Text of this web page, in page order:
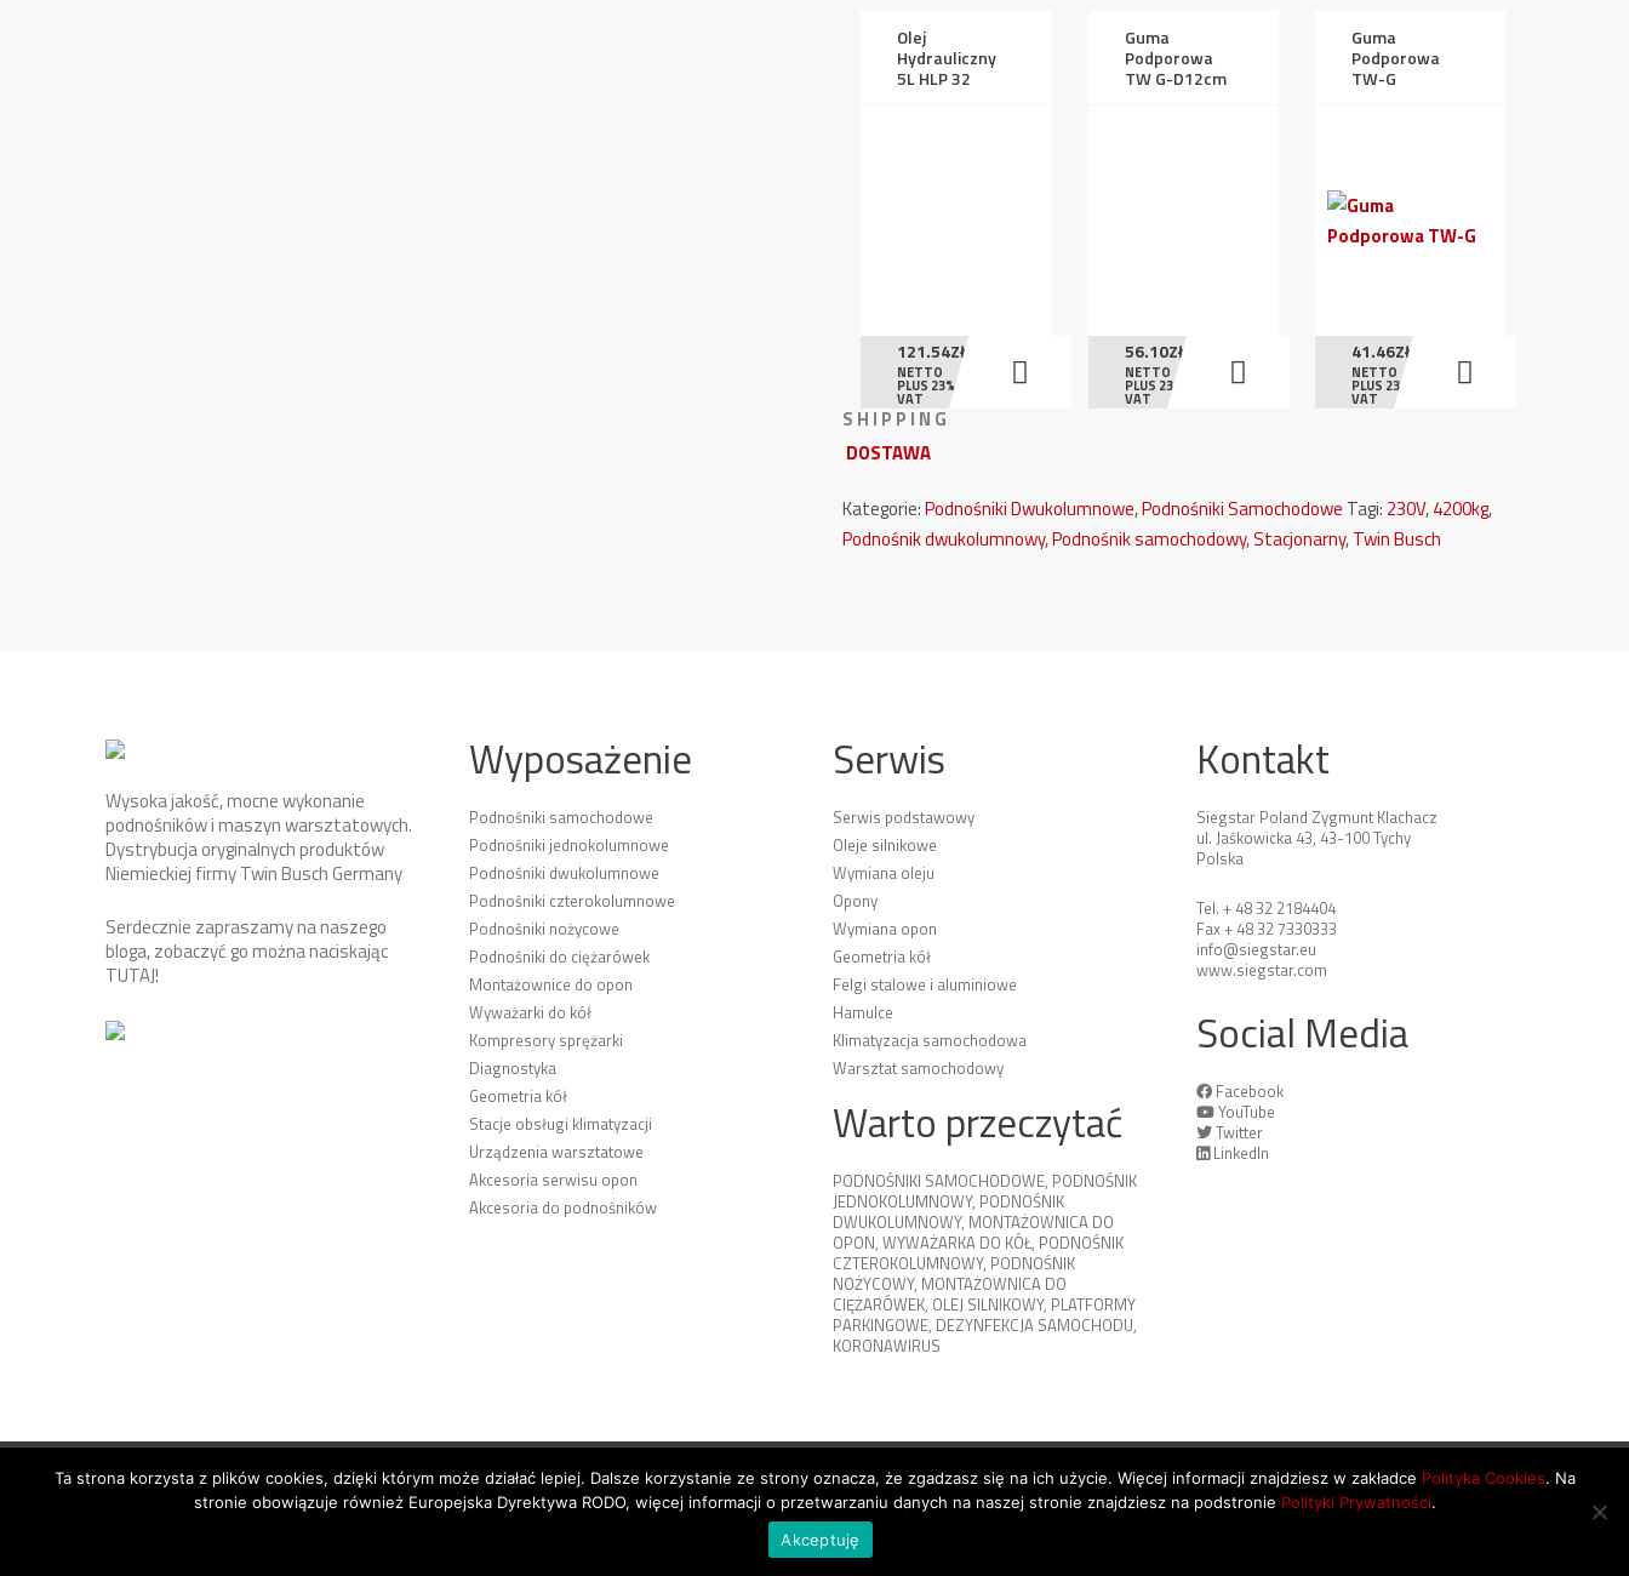
Olej
Hydrauliczny
5L HLP 32
121.54ZŁ
NETTO
PLUS 23%
VAT
Guma
Podporowa
TW G-D12cm
56.10ZŁ
NETTO
PLUS 23%
VAT
Guma
Podporowa
TW-G
41.46ZŁ
NETTO
PLUS 23%
VAT
S H I P P I N G
DOSTAWA
Kategorie:Podnośniki Dwukolumnowe,Podnośniki Samochodowe Tagi: 230V,4200kg,
Podnośnik dwukolumnowy,Podnośnik samochodowy,Stacjonarny,Twin Busch
Wysoka jakość, mocne wykonanie
podnośników i maszyn warsztatowych.
Dystrybucja oryginalnych produktów
Niemieckiej firmy Twin Busch Germany
Serdecznie zapraszamy na naszego
bloga, zobaczyć go można naciskając
TUTAJ!
Wyposażenie
Podnośniki samochodowe
Podnośniki jednokolumnowe
Podnośniki dwukolumnowe
Podnośniki czterokolumnowe
Podnośniki nożycowe
Podnośniki do ciężarówek
Montażownice do opon
Wyważarki do kół
Kompresory sprężarki
Diagnostyka
Geometria kół
Stacje obsługi klimatyzacji
Urządzenia warsztatowe
Akcesoria serwisu opon
Akcesoria do podnośników
Serwis
Serwis podstawowy
Oleje silnikowe
Wymiana oleju
Opony
Wymiana opon
Geometria kół
Felgi stalowe i aluminiowe
Hamulce
Klimatyzacja samochodowa
Warsztat samochodowy
Warto przeczytać
PODNOŚNIKI SAMOCHODOWE, PODNOŚNIK
JEDNOKOLUMNOWY, PODNOŚNIK
DWUKOLUMNOWY, MONTAŻOWNICA DO
OPON, WYWAŻARKA DO KÓŁ, PODNOŚNIK
CZTEROKOLUMNOWY, PODNOŚNIK
NOŻYCOWY, MONTAŻOWNICA DO
CIĘŻARÓWEK, OLEJ SILNIKOWY, PLATFORMY
PARKINGOWE, DEZYNFEKCJA SAMOCHODU,
KORONAWIRUS
Kontakt
Siegstar Poland Zygmunt Klachacz
ul. Jaśkowicka 43, 43-100 Tychy
Polska
Tel. + 48 32 2184404
Fax + 48 32 7330333
info@siegstar.eu
www.siegstar.com
Social Media
Facebook
YouTube
Twitter
LinkedIn
© 2026 Copyright by SiegStar. All rights reserved Regulamin Shipping
Ta strona korzysta z plików cookies, dzięki którym może działać lepiej. Dalsze korzystanie ze strony oznacza, że zgadzasz się na ich użycie. Więcej informacji znajdziesz w zakładce Polityka Cookies. Na
stronie obowiązuje również Europejska Dyrektywa RODO, więcej informacji o przetwarzaniu danych na naszej stronie znajdziesz na podstronie Polityki Prywatności.
Akceptuję